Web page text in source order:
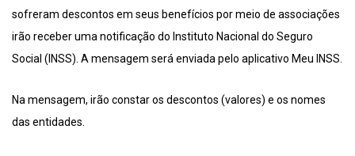
sofreram descontos em seus benefícios por meio de associações
irão receber uma notificação do Instituto Nacional do Seguro
Social (INSS). A mensagem será enviada pelo aplicativo Meu INSS.
Na mensagem, irão constar os descontos (valores) e os nomes
das entidades.